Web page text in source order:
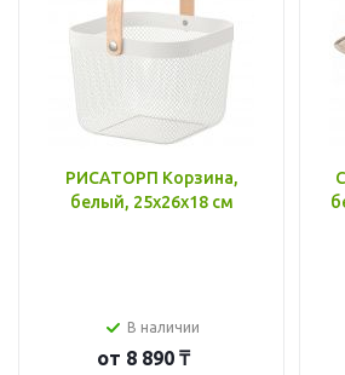
РИСАТОРП Корзина,
белый, 25x26x18 см
В наличии
от 8 890 ₸